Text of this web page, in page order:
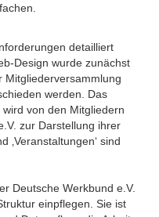
detailliert
Design wurde zunächst
Mitgliederversammlung
werden. Das
wird von den Mitgliedern
zur Darstellung ihrer
‚Veranstaltungen‘ sind
Deutsche Werkbund e.V.
einpflegen. Sie ist